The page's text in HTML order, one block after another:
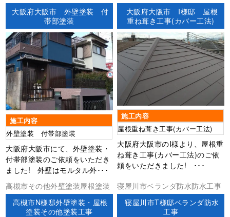
大阪府大阪市 外壁塗装 付
帯部塗装
施工内容
外壁塗装 付帯部塗装
大阪府大阪市にて、外壁塗装・
付帯部塗装のご依頼をいただき
ました! 外壁はモルタル外･･･
大阪府大阪市 I様邸 屋根
重ね葺き工事(カバー工法)
施工内容
屋根重ね葺き工事(カバー工法)
大阪府大阪市のI様より、屋根重
ね葺き工事(カバー工法)のご依
頼をいただきました! ･･･
高槻市その他外壁塗装屋根塗装
高槻市N様邸外壁塗装・屋根
塗装その他塗装工事
寝屋川市ベランダ防水防水工事
寝屋川市T様邸ベランダ防水
工事